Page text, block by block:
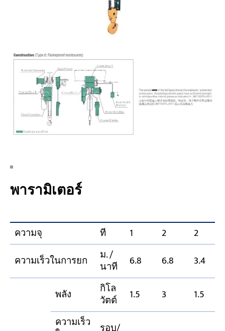
พารามิเตอร์
ความจุ ที 1 2
2
ความเร็วในการยก
ม. /
นาที 6.8 6.8 3.4
พลัง กิโล
วัตต์ 1.5 3
1.5
ความเร็ว